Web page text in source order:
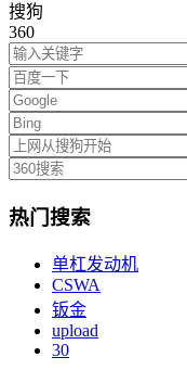
搜狗
360
热门搜索
单杠发动机
CSWA
钣金
upload
30